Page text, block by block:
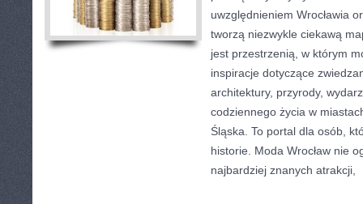
uwzględnieniem Wrocławia
tworzą niezwykle ciekawą
jest przestrzenią, w którym
inspiracje dotyczące
architektury, przyrody,
codziennego życia w
Śląska. To portal dla osób,
historie. Moda Wrocław nie
najbardziej znanych atrakcji,